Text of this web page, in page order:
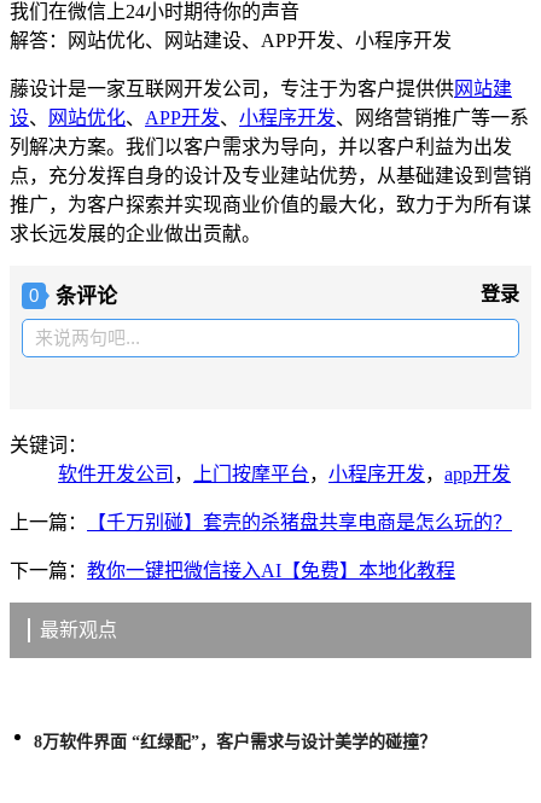
我们在微信上24小时期待你的声音
解答：网站优化、网站建设、APP开发、小程序开发
藤设计是一家互联网开发公司，专注于为客户提供供网站建
设、 网站优化、 APP开发、 小程序开发、网络营销推广等一系
列解决方案。我们以客户需求为导向，并以客户利益为出发
点，充分发挥自身的设计及专业建站优势，从基础建设到营销
推广，为客户探索并实现商业价值的最大化，致力于为所有谋
求长远发展的企业做出贡献。
0 条评论 登录
来说两句吧...
关键词：
软件开发公司 ， 上门按摩平台， 小程序开发， app开发
上一篇： 【千万别碰】套壳的杀猪盘共享电商是怎么玩的？
下一篇： 教你一键把微信接入AI【免费】本地化教程
最新观点
8万软件界面 “红绿配”，客户需求与设计美学的碰撞？